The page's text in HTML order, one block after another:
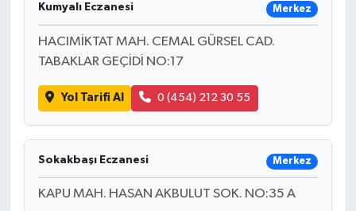
Kumyalı Eczanesi Merkez
HACIMİKTAT MAH. CEMAL GÜRSEL CAD.
TABAKLAR GEÇİDİ NO:17
Yol Tarifi Al 0 (454) 212 30 55
Sokakbaşı Eczanesi Merkez
KAPU MAH. HASAN AKBULUT SOK. NO:35 A